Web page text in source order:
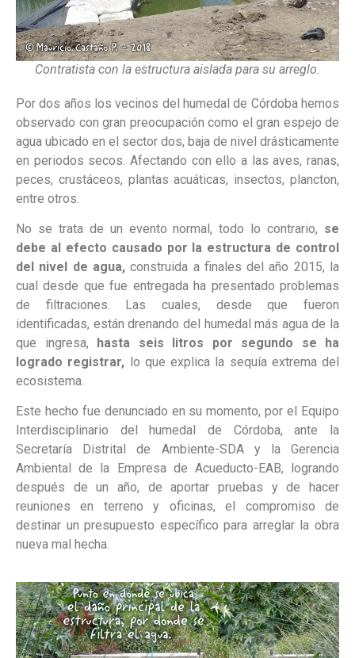
Contratista con la estructura aislada para su arreglo.
Por dos años los vecinos del humedal de Córdoba hemos
observado con gran preocupación como el gran espejo de
agua ubicado en el sector dos, baja de nivel drásticamente
en periodos secos. Afectando con ello a las aves, ranas,
peces, crustáceos, plantas acuáticas, insectos, plancton,
entre otros.
No se trata de un evento normal, todo lo contrario, se
debe al efecto causado por la estructura de control
del nivel de agua,construida a finales del año 2015, la
cual desde que fue entregada ha presentado problemas
de filtraciones. Las cuales, desde que fueron
identificadas, están drenando del humedal más agua de la
que ingresa, hasta seis litros por segundo se ha
logrado registrar, lo que explica la sequía extrema del
ecosistema.
Este hecho fue denunciado en su momento, por el Equipo
Interdisciplinario del humedal de Córdoba, ante la
Secretaría Distrital de Ambiente-SDA y la Gerencia
Ambiental de la Empresa de Acueducto-EAB, logrando
después de un año, de aportar pruebas y de hacer
reuniones en terreno y oficinas, el compromiso de
destinar un presupuesto específico para arreglar la obra
nueva mal hecha.